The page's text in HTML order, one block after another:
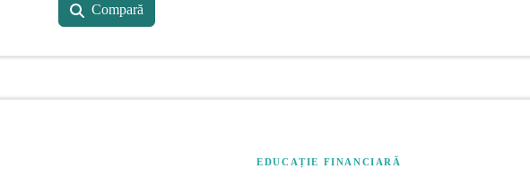
Compară
EDUCAȚIE FINANCIARĂ